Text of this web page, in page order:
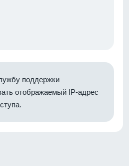
поддержки
отображаемый IP-адрес